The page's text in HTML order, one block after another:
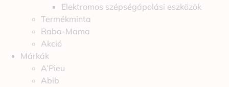
Elektromos szépségápolási eszközök
Termékminta
Baba-Mama
Akció
Márkák
A’Pieu
Abib